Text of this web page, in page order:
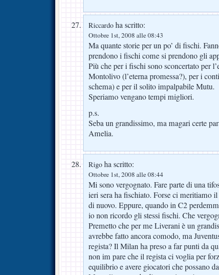
Riccardo ha scritto:
Ottobre 1st, 2008 alle 08:43
Ma quante storie per un po’ di fischi.
prendono i fischi come si prendono gli
Più che per i fischi sono sconcertato per
Montolivo (l’eterna promessa?), per i
schema) e per il solito impalpabile Mutu.
Speriamo vengano tempi migliori.
p.s.
Seba un grandissimo, ma magari certe
Amelia.
Rigo ha scritto:
Ottobre 1st, 2008 alle 08:44
Mi sono vergognato. Fare parte di una
ieri sera ha fischiato. Forse ci meritiamo
di nuovo. Eppure, quando in C2
io non ricordo gli stessi fischi. Che
Premetto che per me Liverani è un
avrebbe fatto ancora comodo, ma
regista? Il Milan ha preso a far punti da
non im pare che il regista ci voglia per
equilibrio e avere giocatori che possano